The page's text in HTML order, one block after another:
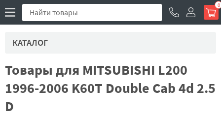
0
КАТАЛОГ
Товары для MITSUBISHI L200
1996-2006 K60T Double Cab 4d 2.5
D